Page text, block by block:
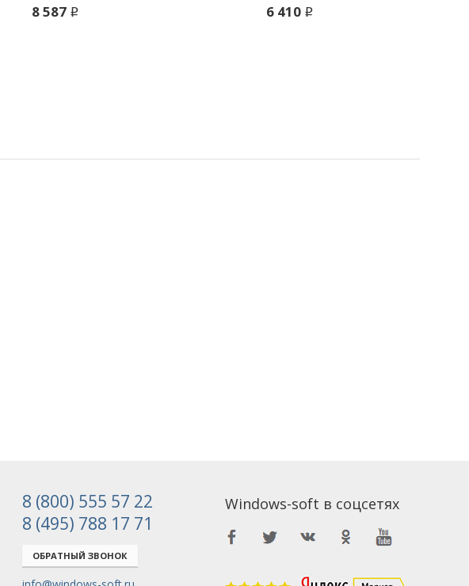
8 587 i 6 410 i
8 (800) 555 57 22
8 (495) 788 17 71
ОБРАТНЫЙ ЗВОНОК
Windows-soft в соцсетях